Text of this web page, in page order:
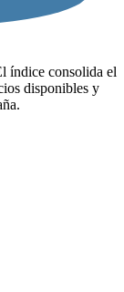
índice consolida el
disponibles y